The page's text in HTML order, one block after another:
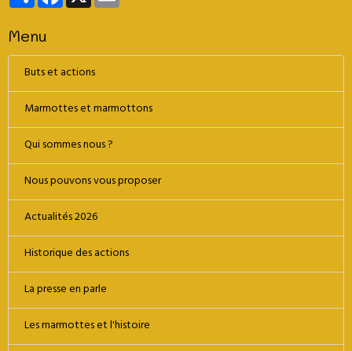
Menu
Buts et actions
Marmottes et marmottons
Qui sommes nous ?
Nous pouvons vous proposer
Actualités 2026
Historique des actions
La presse en parle
Les marmottes et l'histoire